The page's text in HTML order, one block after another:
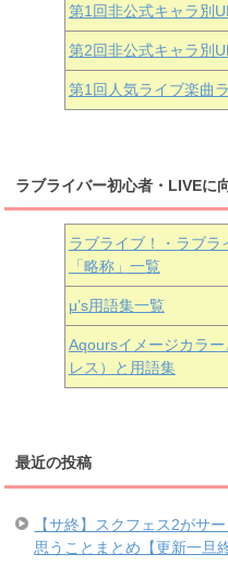
第1回非公式キャラ別
第2回非公式キャラ別
第1回人気ライブ楽曲
ラブライバー初心者・LIVEに
ラブライブ！・ラブラ
「略称」一覧
μ’s用語集一覧
Aqoursイメージカラ
レス）と用語集
最近の投稿
【サ終】スクフェス2がサ
思うことまとめ【更新一旦